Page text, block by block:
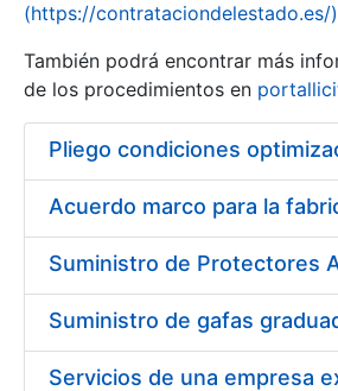
Show/Hide
(https://contrataciondelestado.es/)
También podrá encontrar más
de los procedimientos en